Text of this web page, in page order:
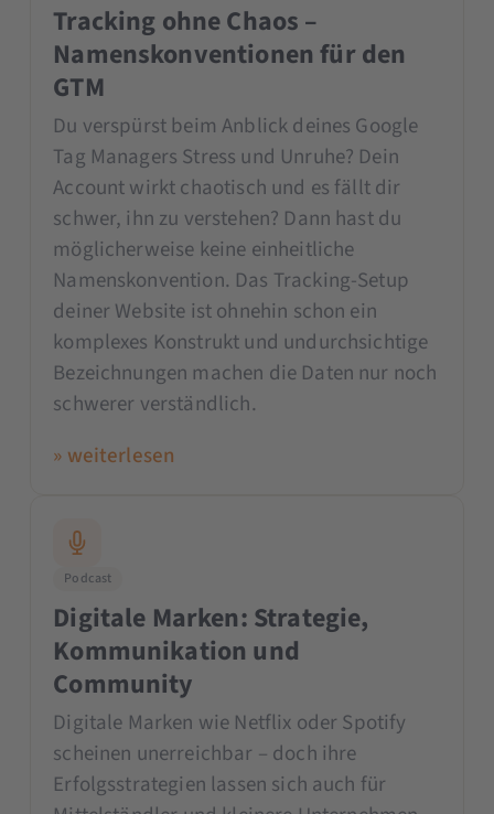
Tracking ohne Chaos –
Namenskonventionen für den
GTM
Du verspürst beim Anblick deines Google
Tag Managers Stress und Unruhe? Dein
Account wirkt chaotisch und es fällt dir
schwer, ihn zu verstehen? Dann hast du
möglicherweise keine einheitliche
Namenskonvention. Das Tracking-Setup
deiner Website ist ohnehin schon ein
komplexes Konstrukt und undurchsichtige
Bezeichnungen machen die Daten nur noch
schwerer verständlich.
» weiterlesen
Podcast
Digitale Marken: Strategie,
Kommunikation und
Community
Digitale Marken wie Netflix oder Spotify
scheinen unerreichbar – doch ihre
Erfolgsstrategien lassen sich auch für